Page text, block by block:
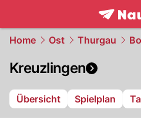
Home Ost Thurgau
Kreuzlingen
Übersicht Spielplan